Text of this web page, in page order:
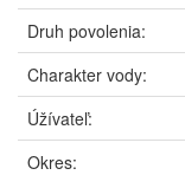
Druh povolenia:
Charakter vody:
Úžívateľ:
Okres: